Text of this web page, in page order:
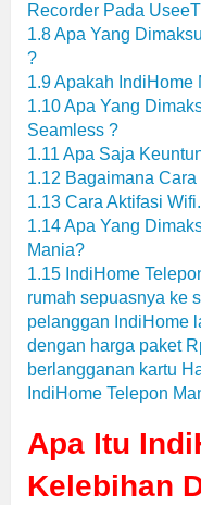
Recorder Pada
1.8Apa Yang
?
1.9Apakah IndiHome
1.10Apa Yang
Seamless ?
1.11 Apa Saja
1.12 Bagaimana
1.13 Cara Aktifasi
1.14Apa Yang
Mania?
1.15 IndiHome
rumah sepuasnya ke
pelanggan IndiHome
dengan harga paket
berlangganan kartu
IndiHome Telepon
Apa Itu
Kelebihan